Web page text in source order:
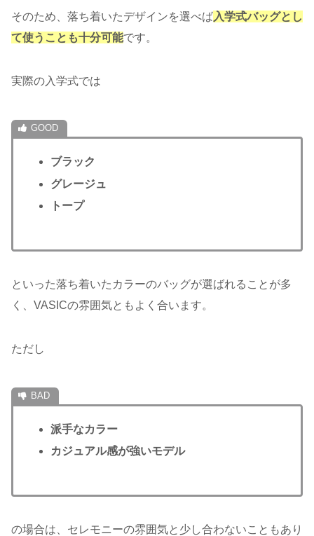
そのため、落ち着いたデザインを選べば入学式バッグとし
て使うことも十分可能です。
実際の入学式では
ブラック
グレージュ
トープ
といった落ち着いたカラーのバッグが選ばれることが多
く、VASICの雰囲気ともよく合います。
ただし
派手なカラー
カジュアル感が強いモデル
の場合は、セレモニーの雰囲気と少し合わないこともあり